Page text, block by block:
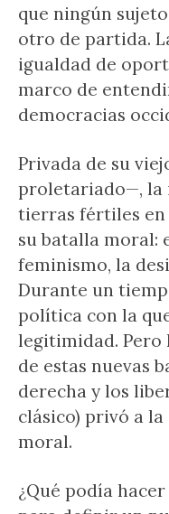
que ningún
otro de partida.
igualdad de
marco de
democracias
Privada de su
proletariado—, la
tierras fértiles en
su batalla moral:
feminismo, la
Durante un
política con la
legitimidad. Pero
de estas nuevas
derecha y los
clásico) privó a
moral.
¿Qué podía